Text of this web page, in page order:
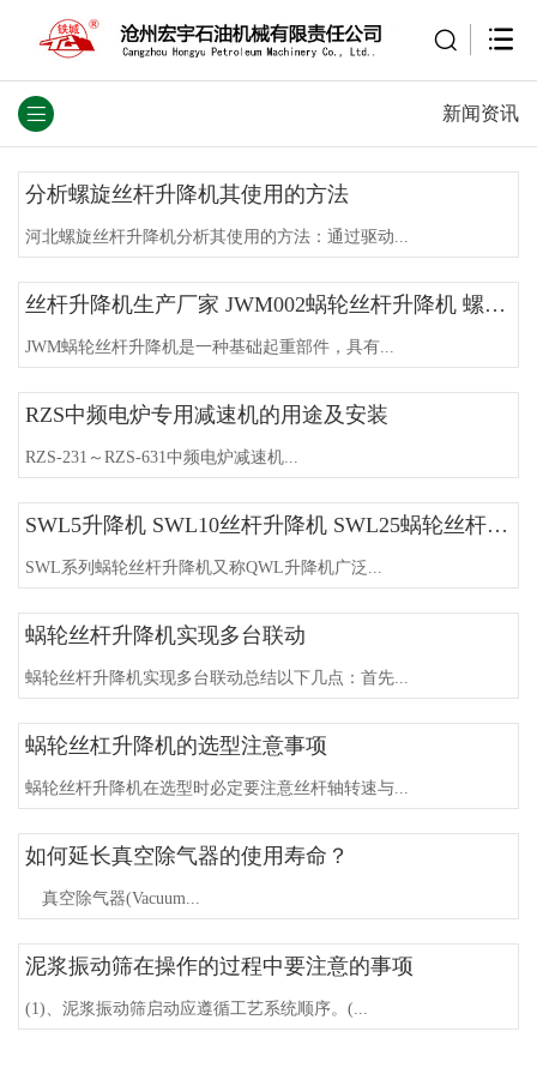
新闻资讯
分析螺旋丝杆升降机其使用的方法
河北螺旋丝杆升降机分析其使用的方法：通过驱动...
丝杆升降机生产厂家 JWM002蜗轮丝杆升降机 螺旋升降机 滚珠丝杆升降机
JWM蜗轮丝杆升降机是一种基础起重部件，具有...
RZS中频电炉专用减速机的用途及安装
RZS-231～RZS-631中频电炉减速机...
SWL5升降机 SWL10丝杆升降机 SWL25蜗轮丝杆升降机的应用说明
SWL系列蜗轮丝杆升降机又称QWL升降机广泛...
蜗轮丝杆升降机实现多台联动
蜗轮丝杆升降机实现多台联动总结以下几点：首先...
蜗轮丝杠升降机的选型注意事项
蜗轮丝杆升降机在选型时必定要注意丝杆轴转速与...
如何延长真空除气器的使用寿命？
真空除气器(Vacuum...
泥浆振动筛在操作的过程中要注意的事项
(1)、泥浆振动筛启动应遵循工艺系统顺序。(...